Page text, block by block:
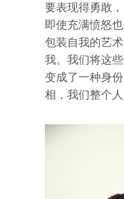
要表现得勇敢
即使充满愤怒
包装自我的艺
我。我们将这
变成了一种身
相，我们整个